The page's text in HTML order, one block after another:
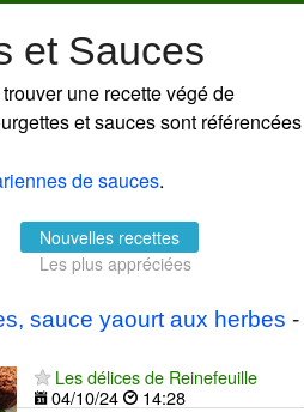
et Sauces
une recette végé de
et sauces sont référencées
de sauces.
Nouvelles recettes
Les plus appréciées
sauce yaourt aux herbes -
Les délices de Reinefeuille
04/10/24
14:28